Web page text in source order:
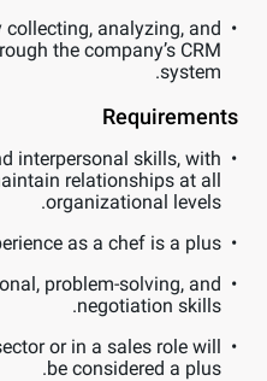
collecting, analyzing, and
the company’s CRM
system.
Requirements
interpersonal skills, with
relationships at all
organizational levels.
as a chef is a plus.
problem-solving, and
negotiation skills.
or in a sales role will
be considered a plus.